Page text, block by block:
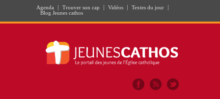
Agenda Trouver son cap Vidéos
Textes du jour
Blog Jeunes cathos